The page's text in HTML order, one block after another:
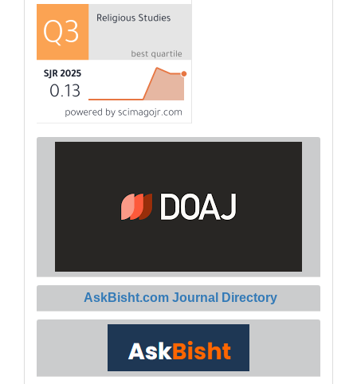
AskBisht.com Journal Directory